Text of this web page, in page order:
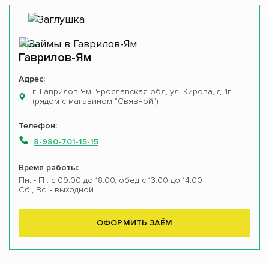
Офис
Гаврилов-Ям
Адрес:
г. Гаврилов-Ям, Ярославская обл, ул. Кирова, д. 1г
(рядом с магазином "Связной")
Телефон:
8-980-701-15-15
Время работы:
Пн. - Пт. с 09:00 до 18:00, обед с 13:00 до 14:00
Сб., Вс. - выходной
ОФОРМИТЬ ЗАЁМ